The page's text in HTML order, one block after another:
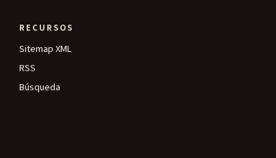
RECURSOS
Sitemap XML
RSS
Búsqueda